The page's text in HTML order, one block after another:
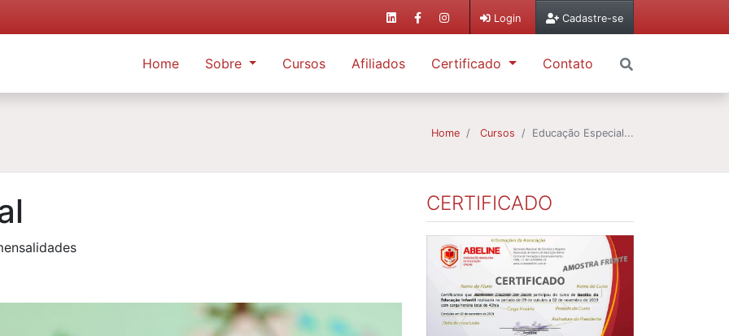
Login Cadastre-se
Home Sobre Cursos Afiliados Certificado Contato
Home Cursos Educação Especial...
CERTIFICADO